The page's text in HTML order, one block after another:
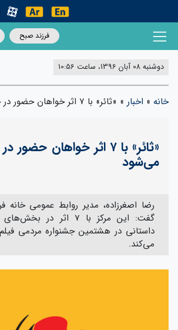
فرزند صبح
دوشنبه 08 آبان 1396، ساعت 10:56
خانه » اخبار » «ثائر» با ۷ اثر خواهان حضور در جشنواره عمار می‌شود
«ثائر» با ۷ اثر خواهان
می‌شود
رضا اصغرزاده، مدیر روابط عمومی خانه
گفت: این مرکز با 7 اثر
داستانی در هشتمین جشنواره مردمی
می‌کند.